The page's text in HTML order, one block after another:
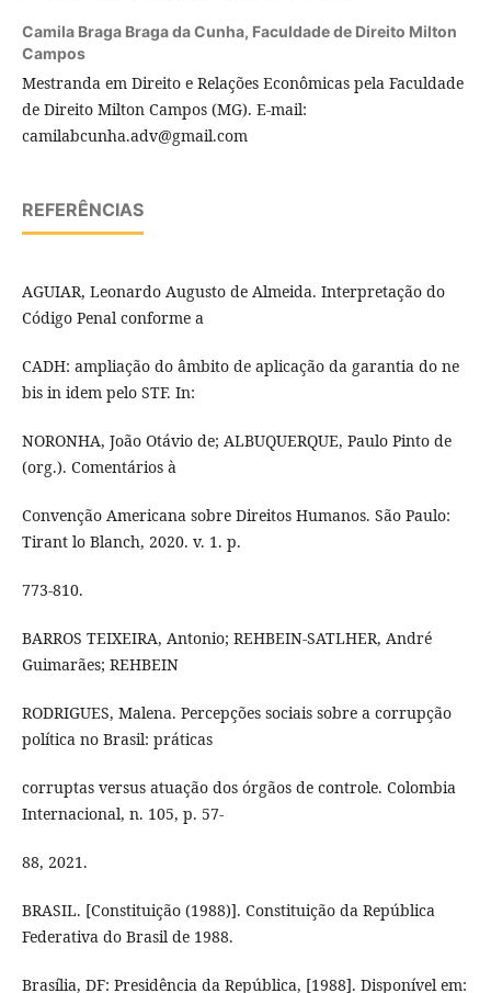
Camila Braga Braga da Cunha, Faculdade de Direito Milton
Campos
Mestranda em Direito e Relações Econômicas pela Faculdade
de Direito Milton Campos (MG). E-mail:
camilabcunha.adv@gmail.com
REFERÊNCIAS
AGUIAR, Leonardo Augusto de Almeida. Interpretação do
Código Penal conforme a
CADH: ampliação do âmbito de aplicação da garantia do ne
bis in idem pelo STF. In:
NORONHA, João Otávio de; ALBUQUERQUE, Paulo Pinto de
(org.). Comentários à
Convenção Americana sobre Direitos Humanos. São Paulo:
Tirant lo Blanch, 2020. v. 1. p.
773-810.
BARROS TEIXEIRA, Antonio; REHBEIN-SATLHER, André
Guimarães; REHBEIN
RODRIGUES, Malena. Percepções sociais sobre a corrupção
política no Brasil: práticas
corruptas versus atuação dos órgãos de controle. Colombia
Internacional, n. 105, p. 57-
88, 2021.
BRASIL. [Constituição (1988)]. Constituição da República
Federativa do Brasil de 1988.
Brasília, DF: Presidência da República, [1988]. Disponível em: